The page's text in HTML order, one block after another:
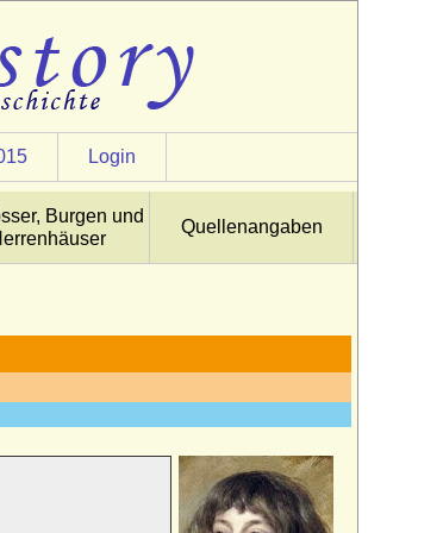
Login
Burgen und
Quellenangaben